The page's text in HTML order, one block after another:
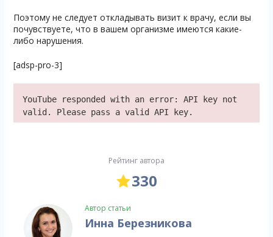
Поэтому не следует откладывать визит к врачу, если вы
почувствуете, что в вашем организме имеются какие-
либо нарушения.
[adsp-pro-3]
YouTube responded with an error: API key not
valid. Please pass a valid API key.
Рейтинг автора
330
Автор статьи
Инна Березникова